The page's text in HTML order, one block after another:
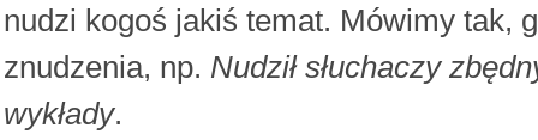
nudzi kogoś jakiś temat. Mówimy tak,
znudzenia, np. Nudził słuchaczy
wykłady.